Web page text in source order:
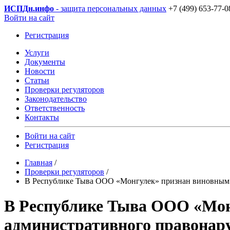
ИСПДн.инфо - защита персональных данных +7 (499) 653-77-
Войти на сайт
Регистрация
Услуги
Документы
Новости
Статьи
Проверки регуляторов
Законодательство
Ответственность
Контакты
Войти на сайт
Регистрация
Главная /
Проверки регуляторов /
В Республике Тыва ООО «Монгулек» признан
В Республике Тыва ООО
административного